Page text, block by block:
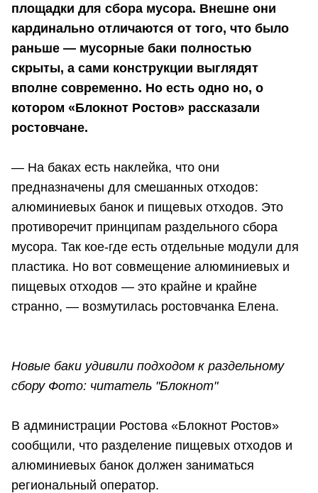
площадки для сбора мусора. Внешне они
кардинально отличаются от того, что было
раньше — мусорные баки полностью
скрыты, а сами конструкции выглядят
вполне современно. Но есть одно но, о
котором «Блокнот Ростов» рассказали
ростовчане.
— На баках есть наклейка, что они
предназначены для смешанных отходов:
алюминиевых банок и пищевых отходов. Это
противоречит принципам раздельного сбора
мусора. Так кое-где есть отдельные модули для
пластика. Но вот совмещение алюминиевых и
пищевых отходов — это крайне и крайне
странно, — возмутилась ростовчанка Елена.
Новые баки удивили подходом к раздельному
сбору Фото: читатель "Блокнот"
В администрации Ростова «Блокнот Ростов»
сообщили, что разделение пищевых отходов и
алюминиевых банок должен заниматься
региональный оператор.